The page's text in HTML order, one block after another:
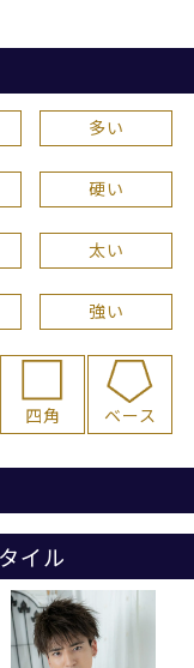
多い
硬い
太い
強い
四角 ベース
イル